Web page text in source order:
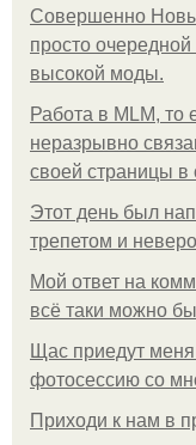
Совершенно
просто
высокой моды.
Работа в MLM, то
неразрывно
своей страницы в
Этот день был
трепетом и
Мой ответ на
всё таки можно
Щас приедут меня
фотосессию со
Приходи к нам в